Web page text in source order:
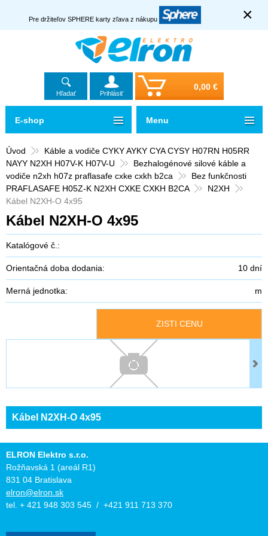
Pre držiteľov SPHERE karty zľava z nákupu ×
Hľadať Prihlásiť
0,00 €
Úvod
Káble a vodiče CYKY AYKY CYA CYSY H07RN H05RR
NAYY N2XH H07V-K H07V-U
Bezhalogénové silové káble a
vodiče n2xh h07z praflasafe cxke cxkh b2ca
Bez funkčnosti
PRAFLASAFE H05Z-K N2XH CXKE CXKH B2CA
N2XH
Kábel N2XH-O 4x95
Kábel N2XH-O 4x95
Katalógové č.:
Orientačná doba dodania: 10 dní
Merná jednotka: m
ZISTI CENU
Kábel N2XH-O 4x95
E-shop Menu
ELRON Elektro s.r.o.
Rožňavská 1 (areál R1)
831 04 Bratislava
elron@elron.sk
tel. + 421 948 303 545 / +421 911 713 370